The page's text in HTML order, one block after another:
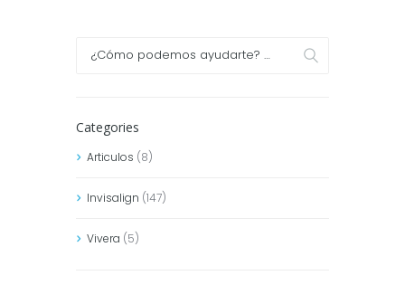
Categories
Articulos (8)
Invisalign (147)
Vivera (5)